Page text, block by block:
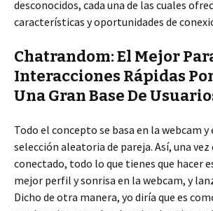
desconocidos, cada una de las cuales
características y oportunidades de
Chatrandom: El Mejor
Interacciones Rápidas
Una Gran Base De
Todo el concepto se basa en la webcam y
selección aleatoria de pareja. Así, una vez
conectado, todo lo que tienes que hacer
mejor perfil y sonrisa en la webcam, y
Dicho de otra manera, yo diría que es